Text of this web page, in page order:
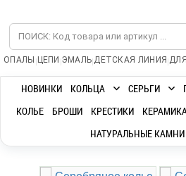
ОПАЛЫ | ЦЕПИ |ЭМАЛЬ|ДЕТСКАЯ ЛИНИЯ |
НОВИНКИ КОЛЬЦА СЕРЬГИ
КОЛЬЕ
БРОШИ КРЕСТИКИ
НАТУРАЛЬНЫЕ КАМНИ